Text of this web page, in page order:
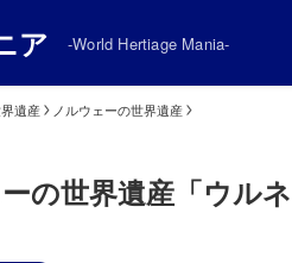
ア -World Hertiage Mania-
遺産 ノルウェーの世界遺産
の世界遺産「ウル